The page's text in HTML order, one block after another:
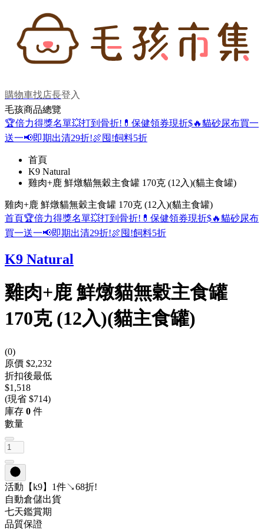
購物車找店長登入
毛孩商品總覽
🏆倍力得獎名單💥打到骨折! 💊保健領券現折$🔥貓砂尿布買一
送一📢即期出清29折!🍖囤!飼料5折
首頁
K9 Natural
雞肉+鹿 鮮燉貓無穀主食罐 170克 (12入)(貓主食罐)
雞肉+鹿 鮮燉貓無穀主食罐 170克 (12入)(貓主食罐)
首頁🏆倍力得獎名單💥打到骨折! 💊保健領券現折$🔥貓砂尿布
買一送一📢即期出清29折!🍖囤!飼料5折
K9 Natural
雞肉+鹿 鮮燉貓無穀主食罐
170克 (12入)(貓主食罐)
(0)
原價 $2,232
折扣後最低
$1,518
(現省 $714)
庫存 0 件
數量
活動 【k9】1件↘68折!
自動倉儲出貨
七天鑑賞期
品質保證